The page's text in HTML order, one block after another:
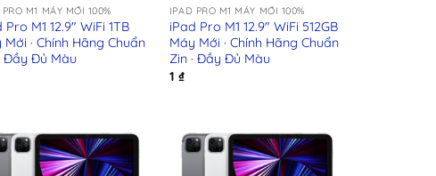
M1 MÁY MỚI 100%
Pro M1 12.9″ WiFi 1TB
Mới · Chính Hãng Chuẩn
Đầy Đủ Màu
IPAD PRO M1 MÁY MỚI 100%
iPad Pro M1 12.9″ WiFi 512GB
Máy Mới · Chính Hãng Chuẩn
Zin · Đầy Đủ Màu
1 ₫